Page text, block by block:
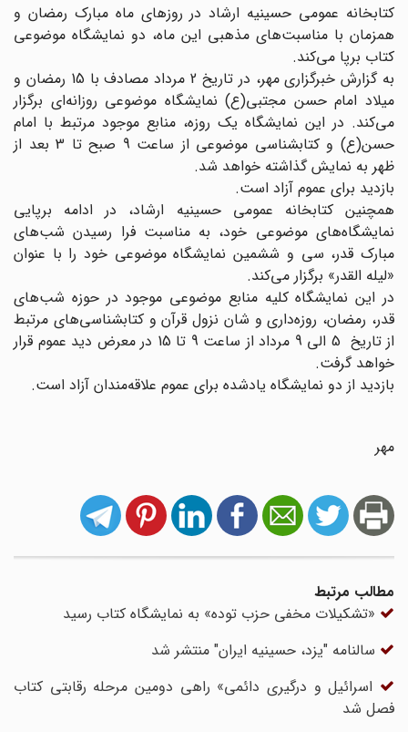
کتابخانه عمومی حسینیه ارشاد در روزهای ماه مبارک رمضان و
همزمان با مناسبت‌های مذهبی این ماه، دو نمایشگاه موضوعی
کتاب برپا می‌کند.
به گزارش خبرگزاری مهر، در تاریخ 2 مرداد مصادف با 15 رمضان و
میلاد امام حسن مجتبی(ع) نمایشگاه موضوعی روزانه‌ای برگزار
می‌کند. در این نمایشگاه یک روزه، منابع موجود مرتبط با امام
حسن(ع) و کتابشناسی موضوعی از ساعت 9 صبح تا 3 بعد از
ظهر به نمایش گذاشته خواهد شد.
بازدید برای عموم آزاد است.
همچنین کتابخانه عمومی حسینیه ارشاد، در ادامه برپایی
نمایشگاه‏‌های موضوعی خود، به مناسبت فرا رسیدن شب‏‌های
مبارک قدر، سی و ششمین نمایشگاه موضوعی خود را با عنوان
«لیله القدر» برگزار می‌کند.
در این نمایشگاه کلیه منابع موضوعی موجود در حوزه شب‏‌های
قدر، رمضان، روزه‌داری و شان نزول قرآن و کتابشناسی‏‌های مرتبط
از تاریخ 5 الی 9 مرداد از ساعت 9 تا 15 در معرض دید عموم قرار
خواهد گرفت.
بازدید از دو نمایشگاه یادشده برای عموم علاقه‌مندان آزاد است.
مهر
مطالب مرتبط
«تشکیلات مخفی حزب توده» به نمایشگاه کتاب رسید
سالنامه "یزد، حسینیه ایران" منتشر شد
اسرائیل و درگیری دائمی» راهی دومین مرحله رقابتی کتاب
فصل شد